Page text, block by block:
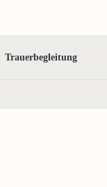
Trauerbegleitung